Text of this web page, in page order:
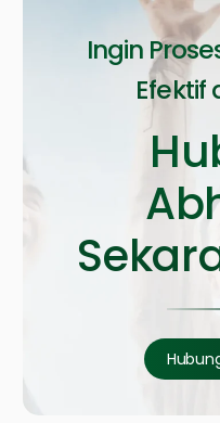
Ingin
Efektif